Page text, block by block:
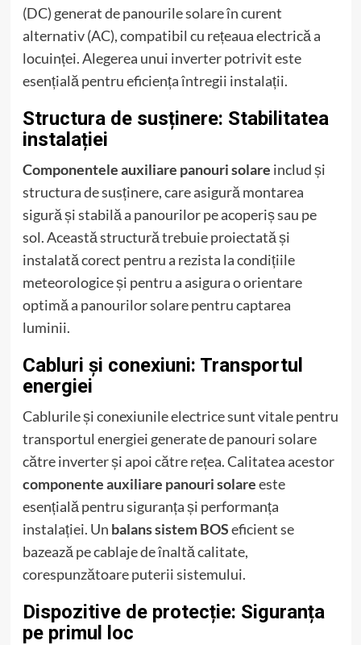
(DC) generat de panourile solare în curent
alternativ (AC), compatibil cu rețeaua electrică a
locuinței. Alegerea unui inverter potrivit este
esențială pentru eficiența întregii instalații.
Structura de susținere: Stabilitatea
instalației
Componentele auxiliare panouri solare includ și
structura de susținere, care asigură montarea
sigură și stabilă a panourilor pe acoperiș sau pe
sol. Această structură trebuie proiectată și
instalată corect pentru a rezista la condițiile
meteorologice și pentru a asigura o orientare
optimă a panourilor solare pentru captarea
luminii.
Cabluri și conexiuni: Transportul
energiei
Cablurile și conexiunile electrice sunt vitale pentru
transportul energiei generate de panouri solare
către inverter și apoi către rețea. Calitatea acestor
componente auxiliare panouri solareeste
esențială pentru siguranța și performanța
instalației. Un balans sistem BOSeficient se
bazează pe cablaje de înaltă calitate,
corespunzătoare puterii sistemului.
Dispozitive de protecție: Siguranța
pe primul loc